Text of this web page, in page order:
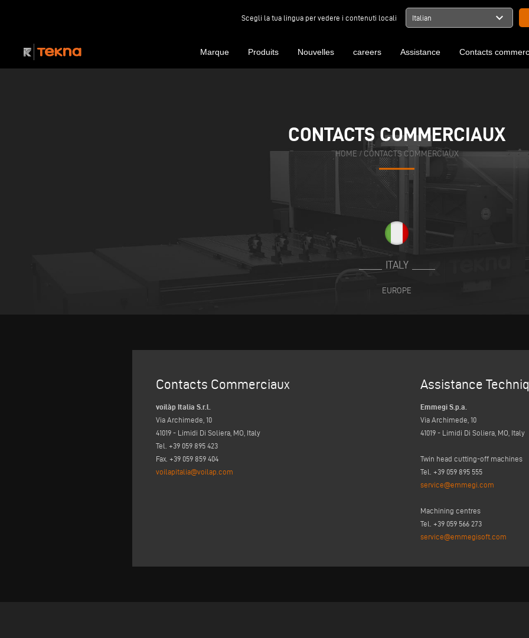
Scegli la tua lingua per vedere i contenuti locali Italian expand_more
Marque Produits Nouvelles careers Assistance Contacts
CONTACTS COMMERCIAUX
HOME / CONTACTS COMMERCIAUX
CONTACTS COMMERCIAUX
HOME / CONTACTS COMMERCIAUX
ITALY
EUROPE
Contacts Commerciaux
voilàp Italia S.r.l.
Via Archimede, 10
41019 - Limidi Di Soliera, MO, Italy
Tel. +39 059 895 423
Fax. +39 059 859 404
voilapitalia@voilap.com
Assistance
Emmegi S.p.a.
Via Archimede, 10
41019 - Limidi Di Soliera, MO, Italy
Twin head cutting-off machines
Tel. +39 059 895 555
service@emmegi.com
Machining centres
Tel. +39 059 566 273
service@emmegisoft.com